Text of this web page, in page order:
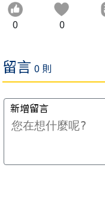
0 0